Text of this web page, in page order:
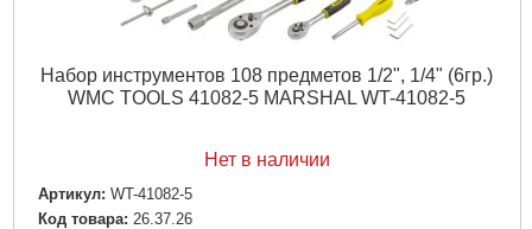
Набор инструментов 108 предметов 1/2", 1/4" (6гр.)
WMC TOOLS 41082-5 MARSHAL WT-41082-5
Нет в наличии
Артикул: WT-41082-5
Код товара: 26.37.26